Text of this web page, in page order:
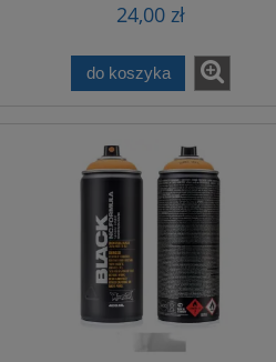
24,00 zł
do koszyka